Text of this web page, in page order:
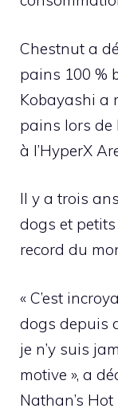
Chestnut a
pains 100 %
Kobayashi a
pains lors de
à l’HyperX
Il y a trois
dogs et
record du
« C’est
dogs depuis
je n’y suis
motive », a
Nathan’s Hot